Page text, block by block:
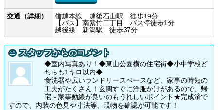
交通（詳細）
信越本線 越後石山駅 徒歩19分
【バス】南紫竹二丁目 バス停徒歩1分
越後線 新潟駅 徒歩37分
スタッフからのコメント
◆室内写真あり！◆東山公園横の住宅街◆小中学校ど
ちらも1キロ以内◆
食洗器や広いランドリースペースなど、家事の時短の
工夫がたくさん！玄関すぐに洋服かけがあるので、帰
宅～家事動線が良いのもうれしいポイント★完成済で
すので、内装の色見や寸法等、現物を確認が可能です！